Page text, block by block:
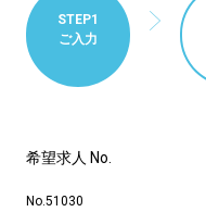
STEP1
ご入力
希望求人 No.
No.51030